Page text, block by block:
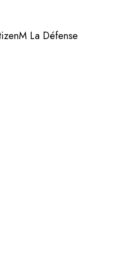
La Défense